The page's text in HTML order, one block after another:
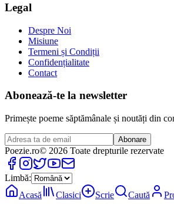
Legal
Despre Noi
Misiune
Termeni și Condiții
Confidențialitate
Contact
Abonează-te la newsletter
Primește poeme săptămânale și noutăți din
Abonare
Poezie.ro© 2026 Toate drepturile rezervate
Limbă:
Acasă
Clasici Scrie Caută